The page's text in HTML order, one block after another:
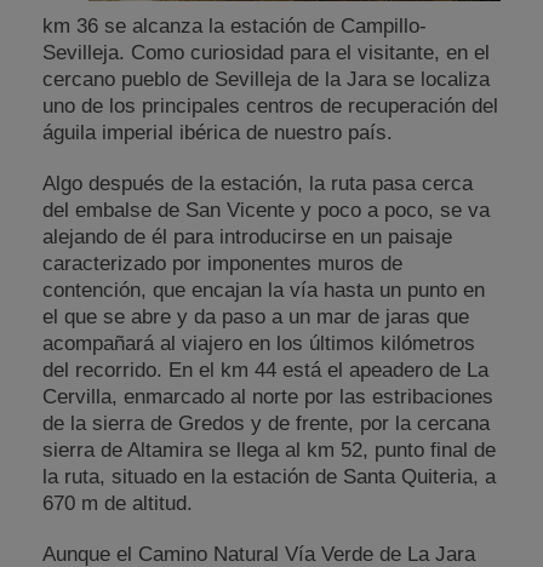
km 36 se alcanza la estación de Campillo-
Sevilleja. Como curiosidad para el visitante, en el
cercano pueblo de Sevilleja de la Jara se localiza
uno de los principales centros de recuperación del
águila imperial ibérica de nuestro país.
Algo después de la estación, la ruta pasa cerca
del embalse de San Vicente y poco a poco, se va
alejando de él para introducirse en un paisaje
caracterizado por imponentes muros de
contención, que encajan la vía hasta un punto en
el que se abre y da paso a un mar de jaras que
acompañará al viajero en los últimos kilómetros
del recorrido. En el km 44 está el apeadero de La
Cervilla, enmarcado al norte por las estribaciones
de la sierra de Gredos y de frente, por la cercana
sierra de Altamira se llega al km 52, punto final de
la ruta, situado en la estación de Santa Quiteria, a
670 m de altitud.
Aunque el Camino Natural Vía Verde de La Jara